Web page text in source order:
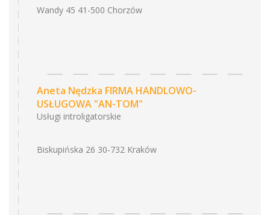
Wandy 45 41-500 Chorzów
Aneta Nędzka FIRMA HANDLOWO-
USŁUGOWA "AN-TOM"
Usługi introligatorskie
Biskupińska 26 30-732 Kraków